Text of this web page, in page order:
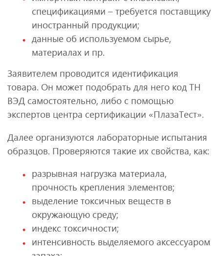
спецификациями – требуется поставщику
иностранный продукции;
данные об используемом сырье,
материалах и пр.
Заявителем проводится идентификация
товара. Он может подобрать для него код ТН
ВЭД самостоятельно, либо с помощью
экспертов центра сертификации «ПлазаТест».
Далее организуются лабораторные испытания
образцов. Проверяются такие их свойства, как:
разрывная нагрузка материала,
прочность крепления элементов;
выделение токсичных веществ в
окружающую среду;
индекс токсичности;
интенсивность выделяемого аксессуаром